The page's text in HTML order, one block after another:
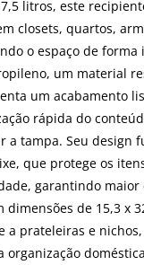
litros, este
closets, quartos,
o espaço de forma
um material
um acabamento
rápida do
a tampa. Seu design
que protege os
garantindo maior
dimensões de 15,3 x
a prateleiras e
organização